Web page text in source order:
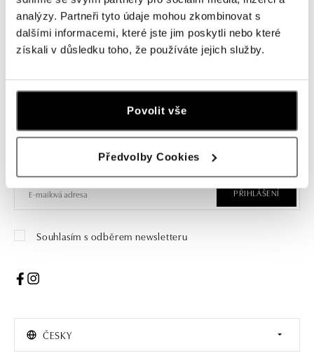
analýzy. Partneři tyto údaje mohou zkombinovat s
dalšími informacemi, které jste jim poskytli nebo které
získali v důsledku toho, že používáte jejich služby.
Povolit vše
Předvolby Cookies
vyberete ty pravé.
Přihlaste se k odběru newsletteru
Objevte nejnovější kolekce, novinky a exkluzivní produkty.
PŘIHLÁŠENÍ
Souhlasím s odběrem newsletteru
ČESKY